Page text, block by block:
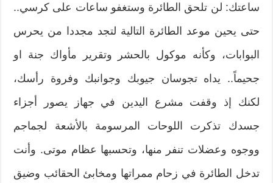
ساعتك: لن تلحق الطائرة وستغفو ساعات على كرسي..
حتى يحين موعد الطائرة التالية لتجد مجددا من يحرس
البوابات، وكأنه موكول بالحشر وتقرير مأواك جنة او
جحيماً.. يداه تجوسان جيوبك وجوانبك وفروة رأسك،
لكنك إذ وقفت مشرع اليدين في جهاز يصور أجزاء
جسدك تذكرت اللوحات المرسومة بالأشعة لجماجم
ووجوه وعضلات تنفر منها، وتحسبها عظام موتى. وأنت
تدخل الطائرة في زحام ممراتها ومخابئ الحقائب وضيق